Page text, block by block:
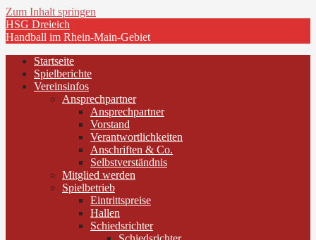
Zum Inhalt springen
HSG Dreieich
Handball im Rhein-Main-Gebiet
Startseite
Spielberichte
Vereinsinfos
Ansprechpartner
Ansprechpartner
Vorstand
Verantwortlichkeiten
Anschriften & Co.
Selbstverständnis
Mitglied werden
Spielbetrieb
Eintrittspreise
Hallen
Schiedsrichter